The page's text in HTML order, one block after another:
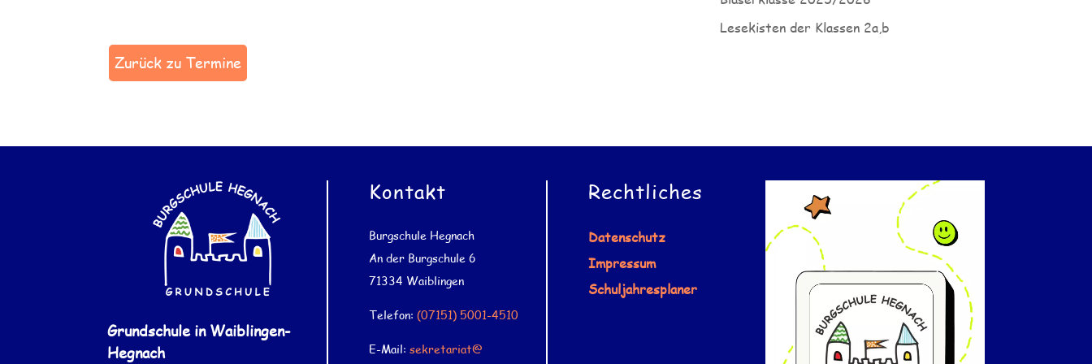
Lesekisten der Klassen 2a,b
Zurück zu Termine
Grundschule in Waiblingen-
Hegnach
Kontakt
Burgschule Hegnach
An der Burgschule 6
71334 Waiblingen
Telefon: (07151) 5001-4510
E-Mail: sekretariat@
Rechtliches
Datenschutz
Impressum
Schuljahresplaner